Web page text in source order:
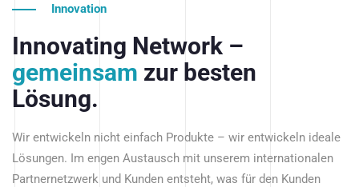
Innovation
Innovating Network –
gemeinsam zur besten
Lösung.
Wir entwickeln nicht einfach Produkte – wir entwickeln ideale
Lösungen. Im engen Austausch mit unserem internationalen
Partnernetzwerk und Kunden entsteht, was für den Kunden